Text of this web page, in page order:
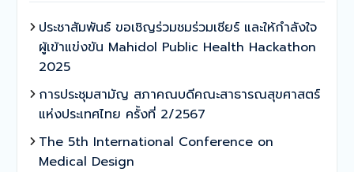
ประชาสัมพันธ์ ขอเชิญร่วมชมร่วมเชียร์ และให้กำลังใจ
ผู้เข้าแข่งขัน Mahidol Public Health Hackathon
2025
การประชุมสามัญ สภาคณบดีคณะสาธารณสุขศาสตร์
แห่งประเทศไทย ครั้งที่ 2/2567
The 5th International Conference on
Medical Design